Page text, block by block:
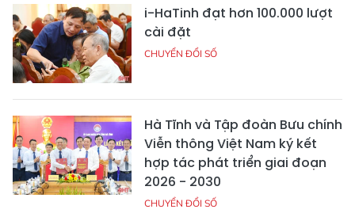
i-HaTinh đạt hơn 100.000 lượt
cài đặt
CHUYỂN ĐỔI SỐ
Hà Tĩnh và Tập đoàn Bưu chính
Viễn thông Việt Nam ký kết
hợp tác phát triển giai đoạn
2026 - 2030
CHUYỂN ĐỔI SỐ